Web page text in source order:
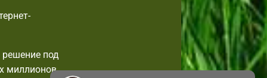
под
миллионов.